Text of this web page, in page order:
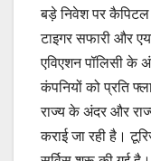
बड़े निवेश पर कैपिटल
टाइगर सफारी और
एविएशन पॉलिसी के
कंपनियों को प्रति
राज्य के अंदर और
कराई जा रही है।